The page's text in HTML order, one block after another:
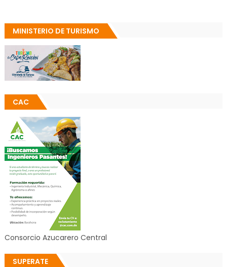
MINISTERIO DE TURISMO
CAC
Consorcio Azucarero Central
SUPERATE